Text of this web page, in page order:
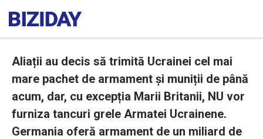
Aliații au decis să trimită Ucrainei cel mai
mare pachet de armament și muniții de până
acum, dar, cu excepția Marii Britanii, NU vor
furniza tancuri grele Armatei Ucrainene.
Germania oferă armament de un miliard de